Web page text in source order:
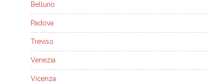
Belluno
Padova
Treviso
Venezia
Vicenza